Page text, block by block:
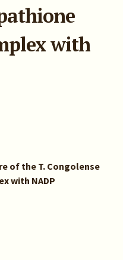
with
of the T. Congolense
with NADP